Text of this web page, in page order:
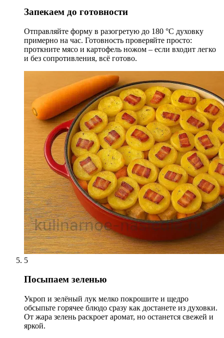
Запекаем до готовности
Отправляйте форму в разогретую до 180 °С духовку
примерно на час. Готовность проверяйте просто:
проткните мясо и картофель ножом – если входит легко
и без сопротивления, всё готово.
5
Посыпаем зеленью
Укроп и зелёный лук мелко покрошите и щедро
обсыпьте горячее блюдо сразу как достанете из духовки.
От жара зелень раскроет аромат, но останется свежей и
яркой.